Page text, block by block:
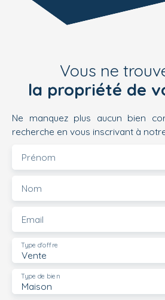
Vous ne
la propriété de
Ne manquez plus aucun bien
recherche en vous inscrivant à
Prénom
Nom
Email
Vente
Type d'offre
Maison
Type de bien